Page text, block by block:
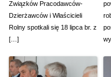
Związków Pracodawców-
Dzierżawców i Właścicieli
Rolny spotkali się 18 lipca br. z
[…]